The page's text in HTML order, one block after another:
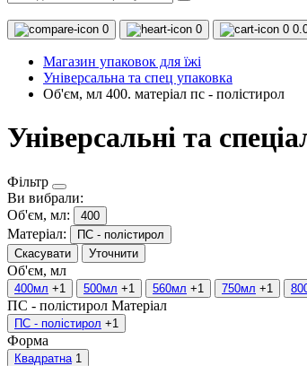
0 0 0
Магазин упаковок для їжі
Універсальна та спец упаковка
Об'єм, мл 400. матеріал пс - полістирол
Універсальні та
Фільтр
Ви вибрали:
Об'єм, мл:
400
Матеріал:
ПС - полістирол
Скасувати
Уточнити
Об'єм, мл
400мл +1 500мл +1 560мл +1 750мл +1
ПС - полістирол Матеріал
ПС - полістирол +1
Форма
Квадратна 1